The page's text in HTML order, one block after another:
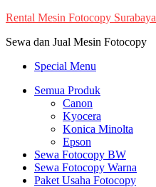
Skip
content
Rental Mesin Fotocopy Surabaya
Sewa dan Jual Mesin Fotocopy
Special Menu
Semua Produk
Canon
Kyocera
Konica Minolta
Epson
Sewa Fotocopy BW
Sewa Fotocopy Warna
Paket Usaha Fotocopy